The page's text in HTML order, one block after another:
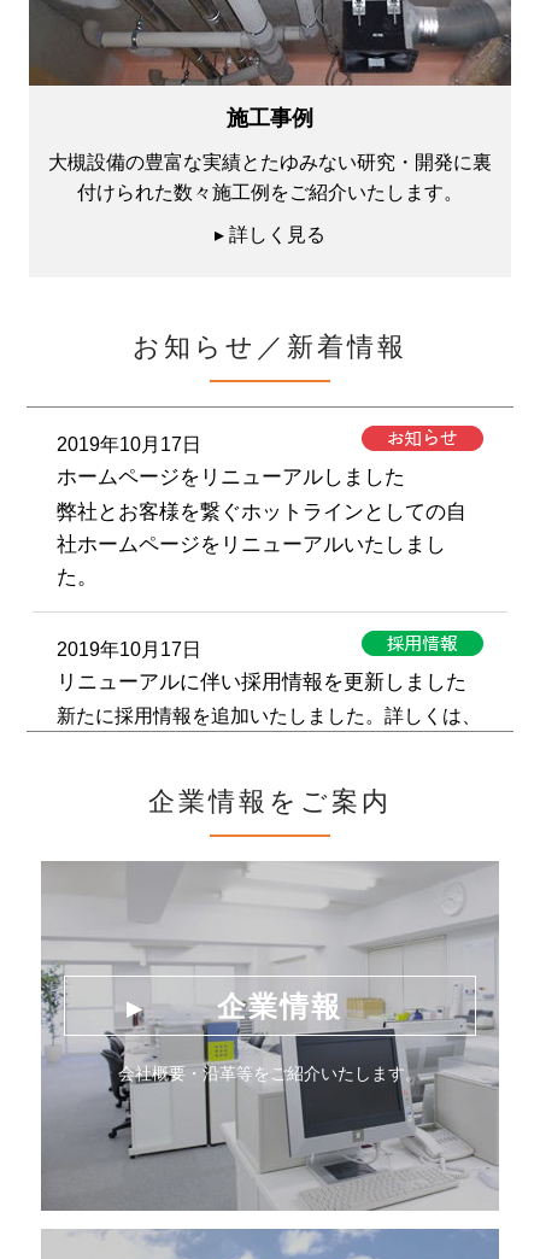
施工事例
大槻設備の豊富な実績とたゆみない研究・開発に裏
付けられた数々施工例をご紹介いたします。
▸ 詳しく見る
お知らせ／新着情報
2019年10月17日
ホームページをリニューアルしました
弊社とお客様を繋ぐホットラインとしての自
社ホームページをリニューアルいたしまし
た。
2019年10月17日
リニューアルに伴い採用情報を更新しました
新たに採用情報を追加いたしました。詳しくは、
2019年10月17日
新たに工事経歴を追加いたしました。詳しくは、
「事業内容」ページ
をご確認ください。
企業情報をご案内
企業情報
会社概要・沿革等をご紹介いたします。